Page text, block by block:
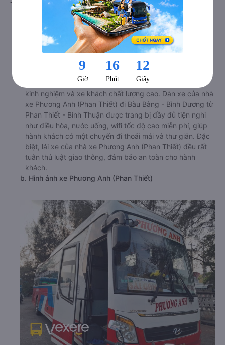
Từ Văn Tư, P.Phú Trinh (Bến xe Bắc Phan Thiết)
a. Giới thiệu xe Phương Anh (Phan Thiết)
Nhà xe Phương Anh (Phan Thiết) là một trong những nhà
xe uy tín hàng đầu chuyên cung cấp dịch vụ vận chuyển
hành khách từ Phan Thiết - Bình Thuận đi Bàu Bàng -
Bình Dương. Nhà xe được nhiều khách hàng tin tưởng lựa
chọn bởi đội ngũ nhân viên tư vấn nhiệt tình, tài xế giàu
kinh nghiệm và xe khách chất lượng cao. Dàn xe của nhà
xe Phương Anh (Phan Thiết) đi Bàu Bàng - Bình Dương từ
Phan Thiết - Bình Thuận được trang bị đầy đủ tiện nghi
như điều hòa, nước uống, wifi tốc độ cao miễn phí, giúp
hành khách có một chuyến đi thoải mái và thư giãn. Đặc
biệt, lái xe của nhà xe Phương Anh (Phan Thiết) đều rất
tuân thủ luật giao thông, đảm bảo an toàn cho hành
khách.
b. Hình ảnh xe Phương Anh (Phan Thiết)